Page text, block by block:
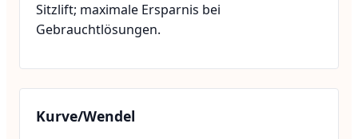
Sitzlift; maximale Ersparnis bei
Gebrauchtlösungen.
Kurve/Wendel